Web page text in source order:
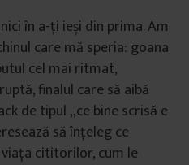
în a-ți ieși din prima. Am
care mă speria: goana
cel mai ritmat,
finalul care să aibă
de tipul „ce bine scrisă e
să înțeleg ce
cititorilor, cum le